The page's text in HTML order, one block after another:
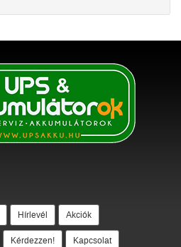
Hírlevél Akciók
Kérdezzen! Kapcsolat